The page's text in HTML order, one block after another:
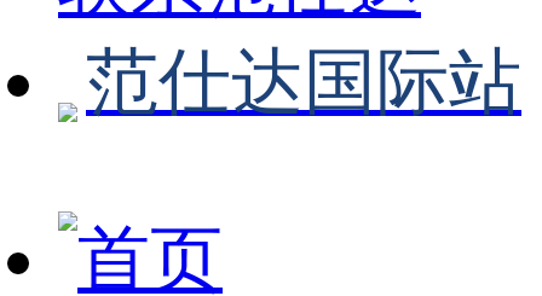
范仕达国际站